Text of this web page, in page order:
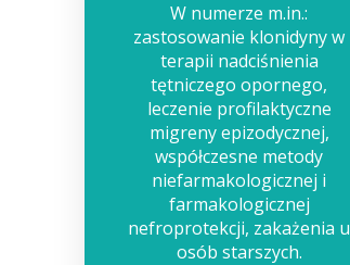
W numerze m.in.:
zastosowanie klonidyny w
terapii nadciśnienia
tętniczego opornego,
leczenie profilaktyczne
migreny epizodycznej,
współczesne metody
niefarmakologicznej i
farmakologicznej
nefroprotekcji, zakażenia u
osób starszych.